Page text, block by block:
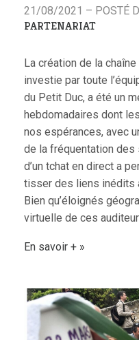
21/08/2021 – POSTÉ
PARTENARIAT
La création de la
investie par toute
du Petit Duc, a été un
hebdomadaires dont
nos espérances, avec
de la fréquentation
d’un tchat en direct a
tisser des liens inédits
Bien qu’éloignés
virtuelle de ces
En savoir +